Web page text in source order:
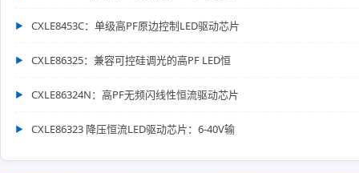
CXLE8453C：单级高PF原边控制LED驱动芯片
CXLE86325：兼容可控硅调光的高PF LED恒
CXLE86324N：高PF无频闪线性恒流驱动芯片
CXLE86323 降压恒流LED驱动芯片：6-40V输